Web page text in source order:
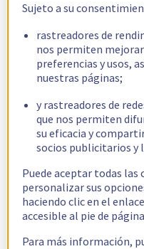
Sujeto a su
rastreadores de
nos permiten mejorar
preferencias y usos,
nuestras páginas;
y rastreadores de
que nos permiten
su eficacia y
socios publicitarios y
Puede aceptar todas las
personalizar sus
haciendo clic en el
accesible al pie de
Para más información,